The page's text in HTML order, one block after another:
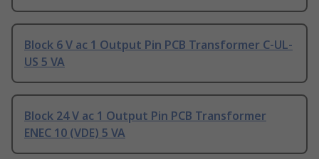
Block 6 V ac 1 Output Pin PCB Transformer C-UL-
US 5 VA
Block 24 V ac 1 Output Pin PCB Transformer
ENEC 10 (VDE) 5 VA